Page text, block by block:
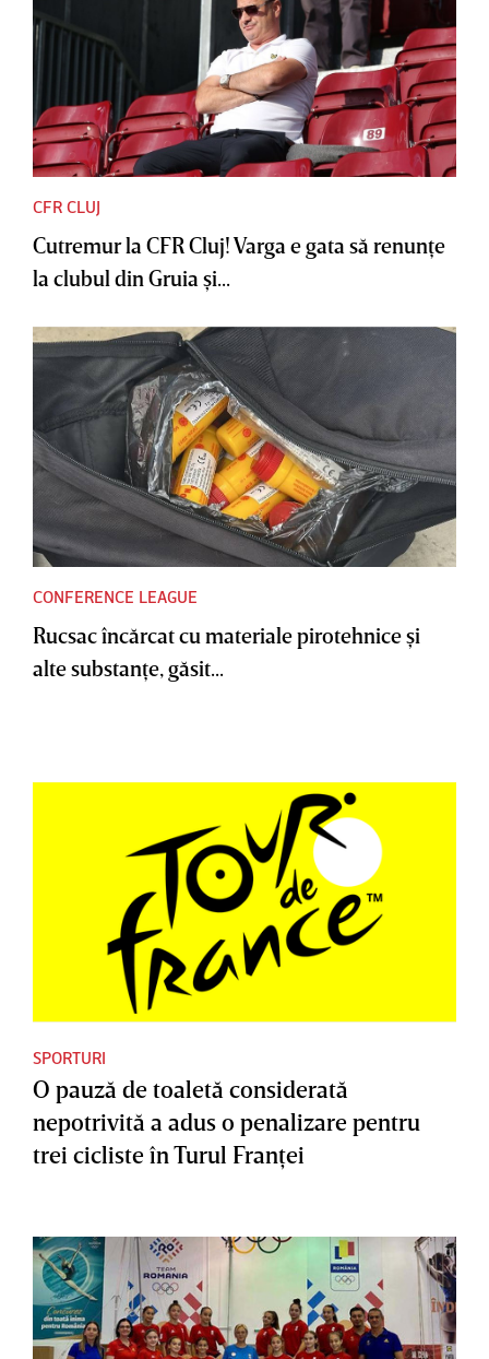
CFR CLUJ
Cutremur la CFR Cluj! Varga e gata să renunţe
la clubul din Gruia şi...
CONFERENCE LEAGUE
Rucsac încărcat cu materiale pirotehnice şi
alte substanţe, găsit...
SPORTURI
O pauză de toaletă considerată
nepotrivită a adus o penalizare pentru
trei cicliste în Turul Franţei